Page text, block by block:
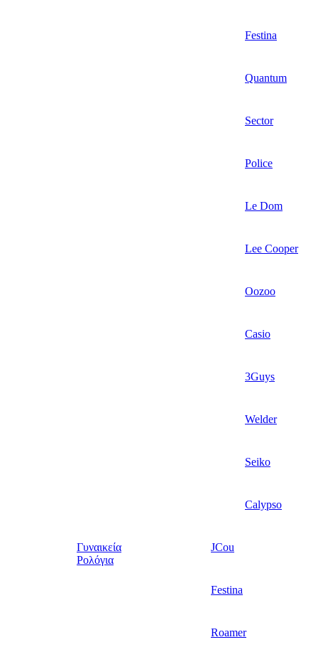
Festina
Quantum
Sector
Police
Le Dom
Lee Cooper
Oozoo
Casio
3Guys
Welder
Seiko
Calypso
Γυναικεία
Ρολόγια
JCou
Festina
Roamer